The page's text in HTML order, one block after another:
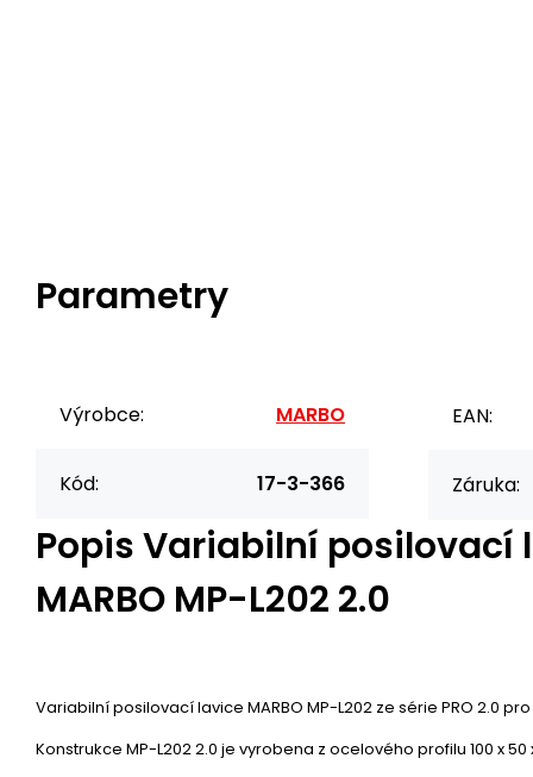
Parametry
Výrobce: MARBO
Kód: 17-3-366
EAN:
Záruka:
PopisVariabilní posilovací
MARBO MP-L202 2.0
Variabilní posilovací lavice MARBO MP-L202 ze série PRO 2.0 pro
Konstrukce MP-L202 2.0 je vyrobena z ocelového profilu 100 x